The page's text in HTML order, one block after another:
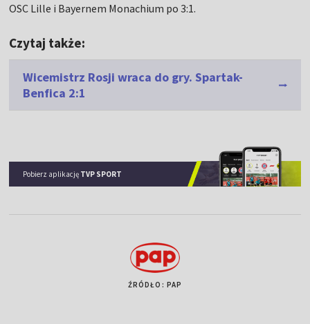
OSC Lille i Bayernem Monachium po 3:1.
Czytaj także:
Wicemistrz Rosji wraca do gry. Spartak-
Benfica 2:1
Pobierz aplikację TVP SPORT
ŹRÓDŁO: PAP